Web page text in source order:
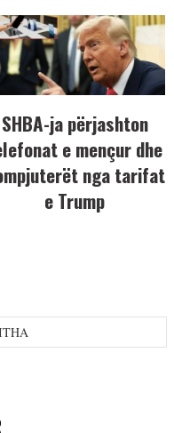
SHBA-ja përjashton
e mençur dhe
nga tarifat
e Trump